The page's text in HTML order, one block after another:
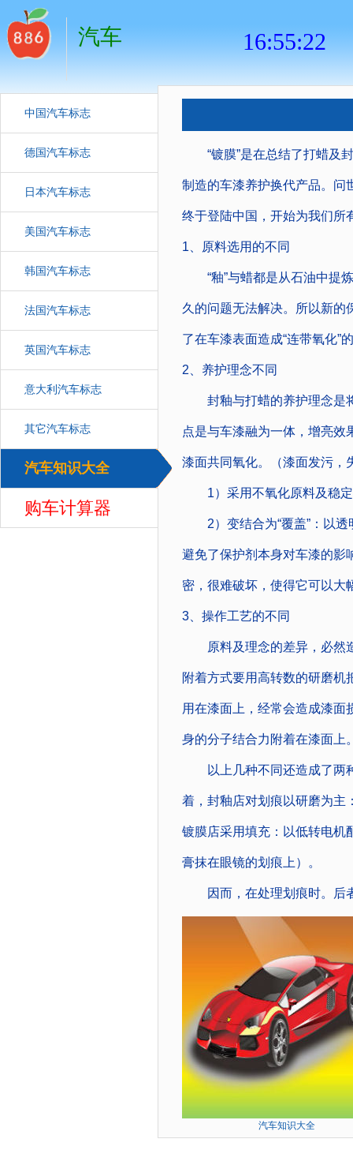
汽车
中国汽车标志
德国汽车标志
日本汽车标志
美国汽车标志
韩国汽车标志
法国汽车标志
英国汽车标志
意大利汽车标志
其它汽车标志
汽车知识大全
购车计算器
“镀膜”是在总结了打蜡及封
制造的车漆养护换代产品。问
终于登陆中国，开始为我们所
1、原料选用的不同
“釉”与蜡都是从石油中提炼
久的问题无法解决。所以新的
了在车漆表面造成“连带氧化”
2、养护理念不同
封釉与打蜡的养护理念是将
点是与车漆融为一体，增亮效
漆面共同氧化。（漆面发污，
1）采用不氧化原料及稳定
2）变结合为“覆盖”：以透
避免了保护剂本身对车漆的影
密，很难破坏，使得它可以大
3、操作工艺的不同
原料及理念的差异，必然造
附着方式要用高转数的研磨机
用在漆面上，经常会造成漆面
身的分子结合力附着在漆面上
以上几种不同还造成了两种
着，封釉店对划痕以研磨为主
镀膜店采用填充：以低转电机
膏抹在眼镜的划痕上）。
因而，在处理划痕时。后
汽车知识大全